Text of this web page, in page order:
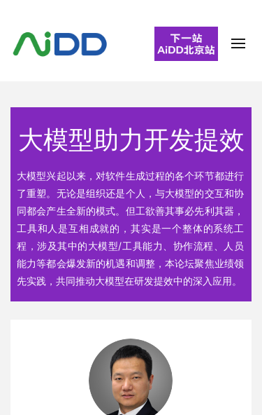
大模型助力开发提效
大模型兴起以来，对软件生成过程的各个环节都进行
了重塑。无论是组织还是个人，与大模型的交互和协
同都会产生全新的模式。但工欲善其事必先利其器，
工具和人是互相成就的，其实是一个整体的系统工
程，涉及其中的大模型/工具能力、协作流程、人员
能力等都会爆发新的机遇和调整，本论坛聚焦业绩领
先实践，共同推动大模型在研发提效中的深入应用。